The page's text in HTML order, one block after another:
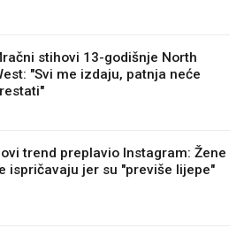
stihovi 13-godišnje North
"Svi me izdaju, patnja neće
trend preplavio Instagram: Žene
ispričavaju jer su "previše lijepe"